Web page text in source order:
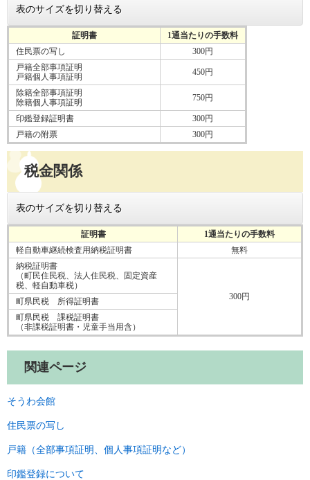
表のサイズを切り替える
証明書
1通当たりの手数料
住民票の写し
300円
戸籍全部事項証明
戸籍個人事項証明
450円
除籍全部事項証明
除籍個人事項証明
750円
印鑑登録証明書
300円
戸籍の附票
300円
税金関係
表のサイズを切り替える
証明書
1通当たりの手数料
軽自動車継続検査用納税証明書
無料
納税証明書
（町民住民税、法人住民税、固定資産
税、軽自動車税）
300円
町県民税 所得証明書
町県民税 課税証明書
（非課税証明書・児童手当用含）
関連ページ
そうわ会館
住民票の写し
戸籍（全部事項証明、個人事項証明など）
印鑑登録について